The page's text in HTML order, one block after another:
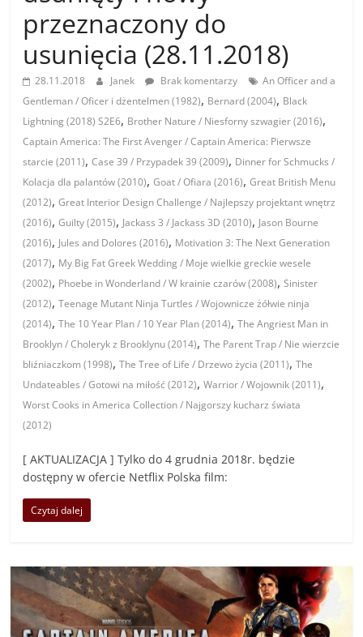
przeznaczony do
usunięcia (28.11.2018)
28.11.2018 Janek Brak komentarzy
An Officer and a
Gentleman / Oficer i dżentelmen (1982), Bernard (2004), Black
Lightning (2018) S2E6, Brother Nature / Niesforny szwagier (2016),
Captain America: The First Avenger / Captain America: Pierwsze
starcie (2011),Case 39 / Przypadek 39 (2009), Dinner for Schmucks /
Kolacja dla palantów (2010),Goat / Ofiara (2016),Great British Menu
(2012),Great Interior Design Challenge / Najlepszy projektant wnętrz
(2016),Guilty (2015), Jackass 3 / Jackass 3D (2010), Jason Bourne
(2016), Jules and Dolores (2016), Motivation 3: The Next Generation
(2017), My Big Fat Greek Wedding / Moje wielkie greckie wesele
(2002), Phoebe in Wonderland / W krainie czarów (2008),Sinister
(2012),Teenage Mutant Ninja Turtles / Wojownicze żółwie ninja
(2014),The 10 Year Plan / 10 Year Plan (2014),The Angriest Man in
Brooklyn / Choleryk z Brooklynu (2014),The Parent Trap / Nie wierzcie
bliźniaczkom (1998),The Tree of Life / Drzewo życia (2011),The
Undateables / Gotowi na miłość (2012),Warrior / Wojownik (2011),
Worst Cooks in America Collection / Najgorszy kucharz świata
(2012)
[ AKTUALIZACJA ] Tylko do 4 grudnia 2018r. będzie
dostępny w ofercie Netflix Polska film:
Czytaj dalej